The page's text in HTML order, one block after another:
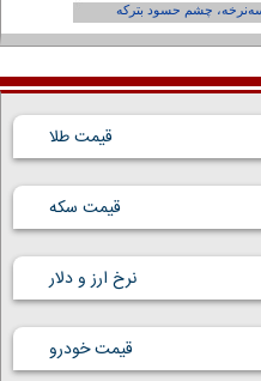
سه‌نرخه، چشم حسود بترکه
قیمت طلا
قیمت سکه
نرخ ارز و دلار
قیمت خودرو